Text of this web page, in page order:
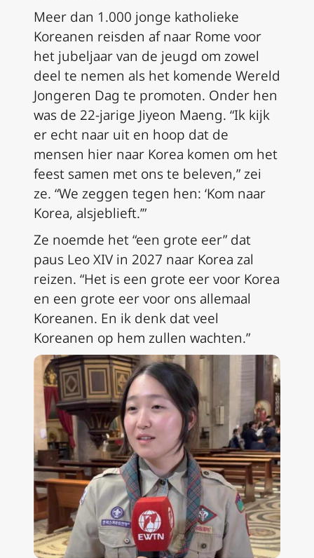
Meer dan 1.000 jonge katholieke
Koreanen reisden af naar Rome voor
het jubeljaar van de jeugd om zowel
deel te nemen als het komende Wereld
Jongeren Dag te promoten. Onder hen
was de 22-jarige Jiyeon Maeng. “Ik kijk
er echt naar uit en hoop dat de
mensen hier naar Korea komen om het
feest samen met ons te beleven,” zei
ze. “We zeggen tegen hen: ‘Kom naar
Korea, alsjeblieft.’”
Ze noemde het “een grote eer” dat
paus Leo XIV in 2027 naar Korea zal
reizen. “Het is een grote eer voor Korea
en een grote eer voor ons allemaal
Koreanen. En ik denk dat veel
Koreanen op hem zullen wachten.”